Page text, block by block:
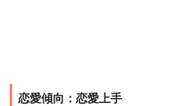
恋愛傾向：恋愛上手